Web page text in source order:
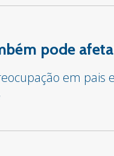
pode
em